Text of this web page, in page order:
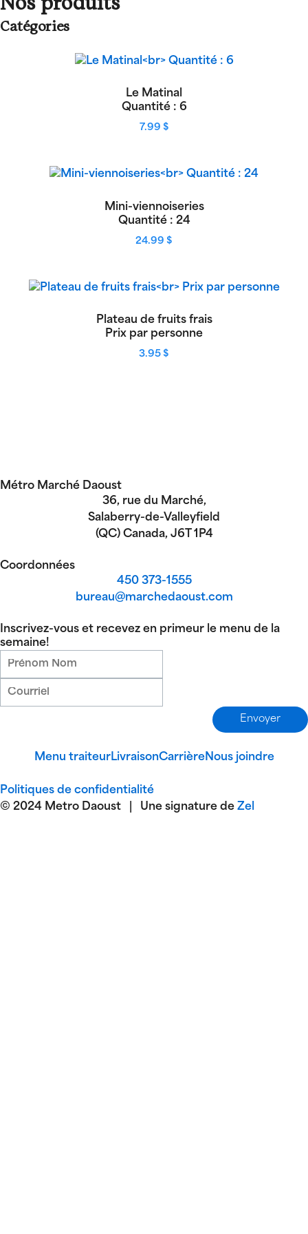
-
f
Catégories
Le Matinal
Quantité : 6
7.99 $
Mini-viennoiseries
Quantité : 24
24.99 $
Plateau de fruits frais
Prix par personne
3.95 $
Métro Marché Daoust
36, rue du Marché,
Salaberry-de-Valleyfield
(QC) Canada, J6T 1P4
Coordonnées
‍450 ‍373-1555
bureau@marchedaoust.com
Inscrivez-vous et recevez en primeur le menu de la
semaine!
Menu traiteurLivraisonCarrièreNous joindre
Politiques de confidentialité
© 2024 Metro Daoust | Une signature de Zel